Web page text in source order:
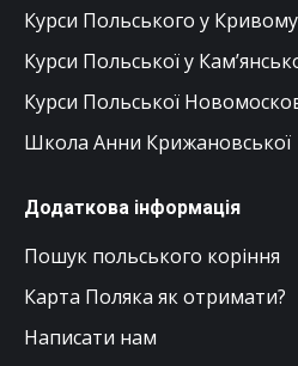
Курси Польського у Кривому
Курси Польської у
Курси Польської
Школа Анни Крижановської
Додаткова інформація
Пошук польського коріння
Карта Поляка як отримати?
Написати нам